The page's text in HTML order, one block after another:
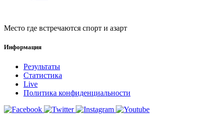
Место где встречаются спорт и азарт
Информация
Результаты
Статистика
Live
Политика конфиденциальности